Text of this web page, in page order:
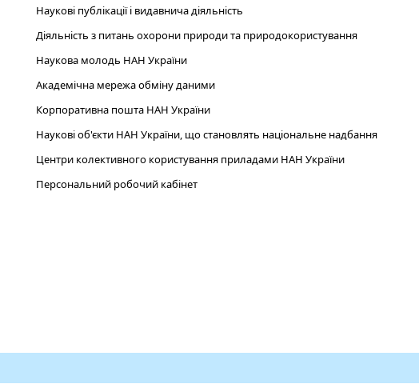
Наукові публікації і видавнича діяльність
Діяльність з питань охорони природи та природокористування
Наукова молодь НАН України
Академічна мережа обміну даними
Корпоративна пошта НАН України
Наукові об'єкти НАН України, що становлять національне надбання
Центри колективного користування приладами НАН України
Персональний робочий кабінет